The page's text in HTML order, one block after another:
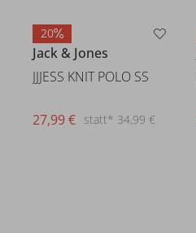
20
Jack & Jones
JJJESS KNIT POLO SS
statt* 34,99 €
27,99 €